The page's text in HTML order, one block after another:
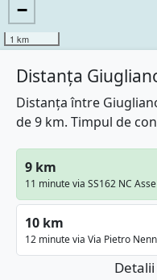
−
1 km
Distanța
Distanța între
de 9 km. Timpul de
9 km
11 minute via SS162 NC
10 km
12 minute via Via Pietro